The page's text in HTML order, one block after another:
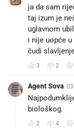
ja da sam
taj izum je
uglavnom
i nije uopće
čudi
3 2
Agent Sova
biološkog.
2 4